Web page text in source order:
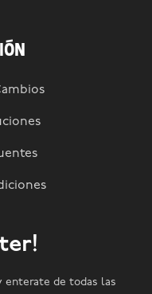
enterate de todas las